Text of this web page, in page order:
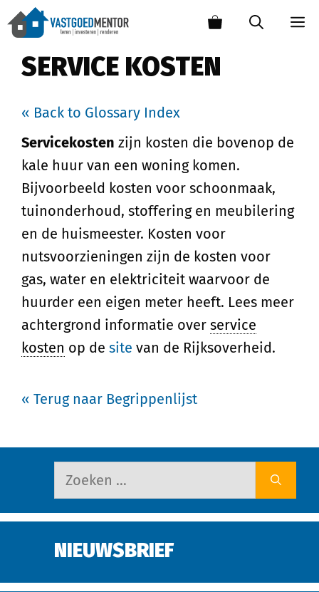
SERVICE KOSTEN
« Back to Glossary Index
Servicekosten zijn kosten die bovenop de
kale huur van een woning komen.
Bijvoorbeeld kosten voor schoonmaak,
tuinonderhoud, stoffering en meubilering
en de huismeester. Kosten voor
nutsvoorzieningen zijn de kosten voor
gas, water en elektriciteit waarvoor de
huurder een eigen meter heeft. Lees meer
achtergrond informatie over service
kosten op de site van de Rijksoverheid.
« Terug naar Begrippenlijst
NIEUWSBRIEF